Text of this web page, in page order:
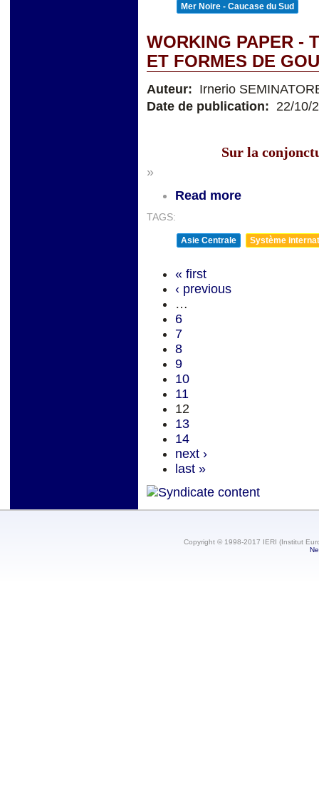
Mer Noire - Caucase du Sud
WORKING PAPER -
ET FORMES DE
Auteur: Irnerio
Date de publication: 22/10/
Sur la
»
Read more
TAGS:
Asie Centrale Système
« first
‹ previous
…
6
7
8
9
10
11
12
13
14
next ›
last »
Copyright © 1998-2017 IERI (Institut